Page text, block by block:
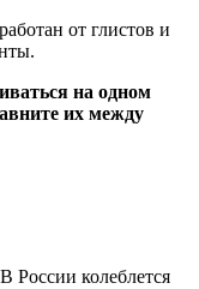
от глистов и
на одном
их между
России колеблется